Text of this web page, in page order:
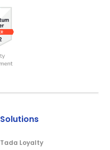
Solutions
Tada Loyalty